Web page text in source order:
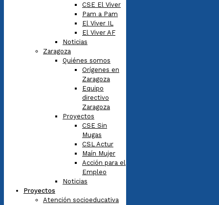
CSE El Viver
Pam a Pam
El Viver IL
El Viver AF
Noticias
Zaragoza
Quiénes somos
Orígenes en
Zaragoza
Equipo
directivo
Zaragoza
Proyectos
CSE Sin
Mugas
CSL Actur
Maín Mujer
Acción para el
Empleo
Noticias
Proyectos
Atención socioeducativa